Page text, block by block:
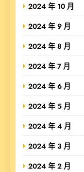
2024 年 10 月
2024 年 9 月
2024 年 8 月
2024 年 7 月
2024 年 6 月
2024 年 5 月
2024 年 4 月
2024 年 3 月
2024 年 2 月